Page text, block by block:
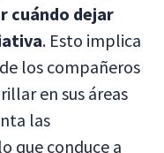
cuándo dejar
. Esto implica
los compañeros
en sus áreas
las
que conduce a